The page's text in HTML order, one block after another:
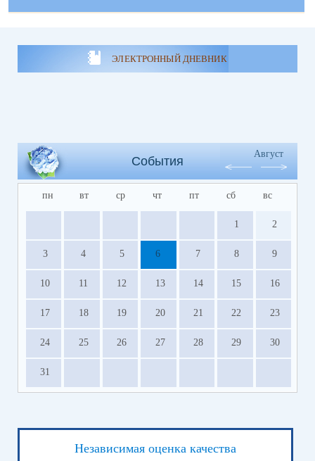
ЭЛЕКТРОННЫЙ ДНЕВНИК
События
Август
пн вт ср чт пт сб вс
1 2
3 4 5 6 7 8 9
10 11 12 13 14 15 16
17 18 19 20 21 22 23
24 25 26 27 28 29 30
31
Независимая оценка качества